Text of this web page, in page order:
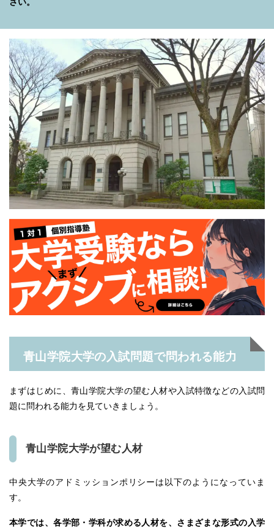
青山学院大学の入試問題で問われる能力
まずはじめに、青山学院大学の望む人材や入試特徴などの入試問
題に問われる能力を見ていきましょう。
青山学院大学が望む人材
中央大学のアドミッションポリシーは以下のようになっていま
す。
本学では、各学部・学科が求める人材を、さまざまな形式の入学